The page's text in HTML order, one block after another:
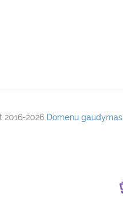
2026 Domenu gaudymas